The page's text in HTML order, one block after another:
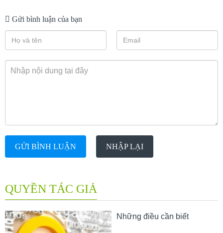
Gửi bình luận của bạn
GỬI BÌNH LUẬN NHẬP LẠI
QUYỀN TÁC GIẢ
Những điều cần biết